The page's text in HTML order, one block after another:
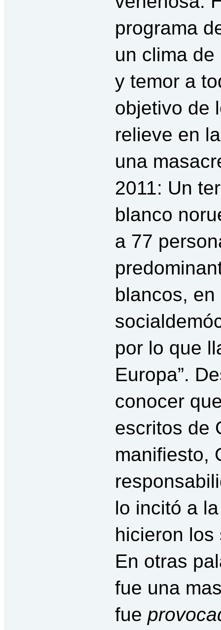
programa
un clima
y temor a
objetivo de
relieve en
una
2011: Un
blanco
a 77
blancos,
por lo que
Europa”.
conocer
escritos de
manifiesto,
lo incitó a
hicieron los
En otras
fue una
fue